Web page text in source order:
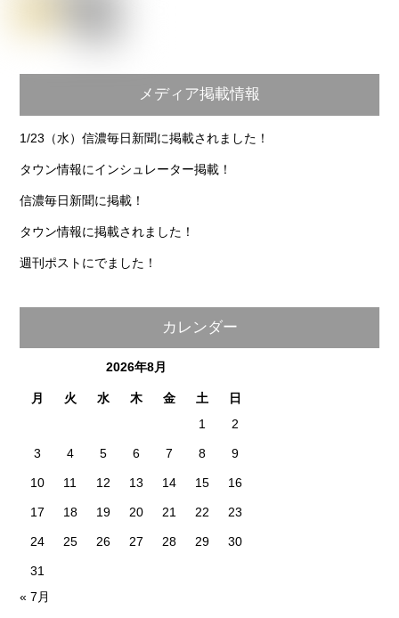
メディア掲載情報
1/23（水）信濃毎日新聞に掲載されました！
タウン情報にインシュレーター掲載！
信濃毎日新聞に掲載！
タウン情報に掲載されました！
週刊ポストにでました！
カレンダー
2026年8月
月 火 水 木 金 土
日
1
2
3 4 5 6 7 8 9
10 11 12 13 14 15 16
17 18 19 20 21 22 23
24 25 26 27 28 29 30
31
« 7月